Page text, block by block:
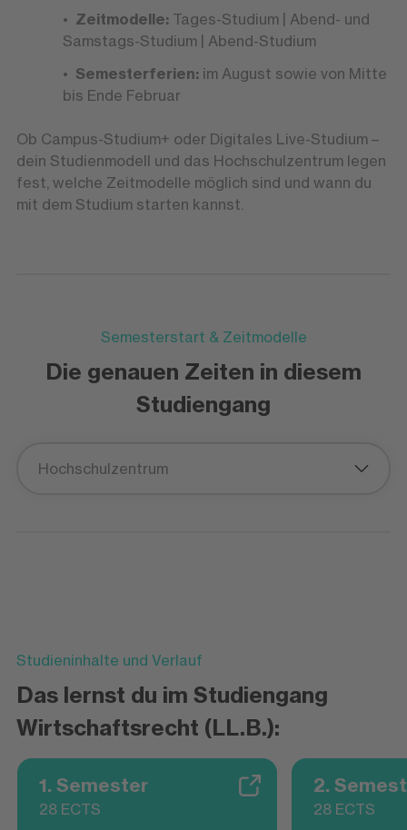
Zeitmodelle:Tages-Studium | Abend- und
Samstags-Studium | Abend-Studium
Semesterferien:im August sowie von Mitte
bis Ende Februar
Ob Campus-Studium+ oder Digitales Live-Studium –
dein Studienmodell und das Hochschulzentrum legen
fest, welche Zeitmodelle möglich sind und wann du
mit dem Studium starten kannst.
Semesterstart & Zeitmodelle
Die genauen Zeiten in diesem
Studiengang
Hochschulzentrum
Studieninhalte und Verlauf
Das lernst du im Studiengang
Wirtschaftsrecht (LL.B.):
1. Semester
28 ECTS
2.
28 ECTS